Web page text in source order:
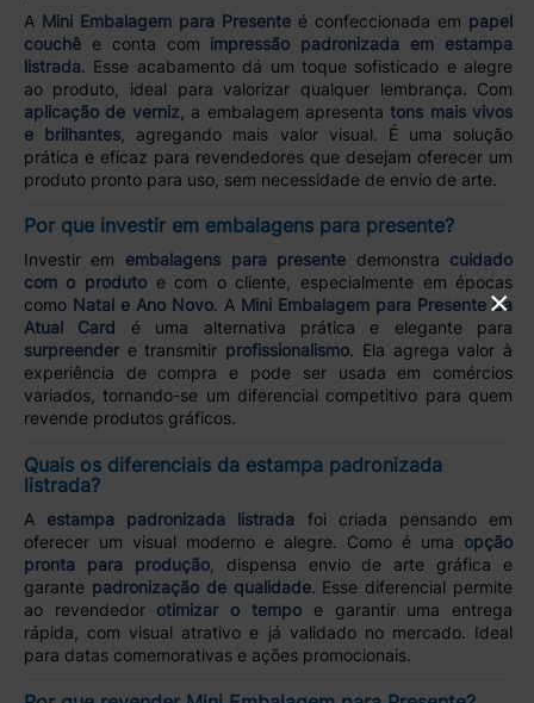
A Mini Embalagem para Presente é confeccionada em papel
couchêe conta com impressão padronizada em estampa
listrada. Esse acabamento dá um toque sofisticado e alegre
ao produto, ideal para valorizar qualquer lembrança. Com
aplicação de verniz , a embalagem apresentatons mais vivos
e brilhantes , agregando mais valor visual. É uma solução
prática e eficaz para revendedores que desejam oferecer um
produto pronto para uso, sem necessidade de envio de arte.
Por que investir em embalagens para presente?
Investir em embalagens para presente demonstra cuidado
com o produto e com o cliente, especialmente em épocas
como Natal e Ano Novo. A Mini Embalagem para Presente da
Atual Card é uma alternativa prática e elegante para
surpreendere transmitir profissionalismo. Ela agrega valor à
experiência de compra e pode ser usada em comércios
variados, tornando-se um diferencial competitivo para quem
revende produtos gráficos.
Quais os diferenciais da estampa padronizada
listrada?
A estampa padronizada listrada foi criada pensando em
oferecer um visual moderno e alegre. Como é uma opção
pronta para produção, dispensa envio de arte gráfica e
garante padronização de qualidade. Esse diferencial permite
ao revendedor otimizar o tempo e garantir uma entrega
rápida, com visual atrativo e já validado no mercado. Ideal
para datas comemorativas e ações promocionais.
×